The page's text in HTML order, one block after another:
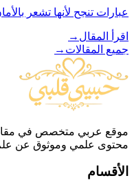
عبارات تنجح لأنها تشعر
اقرأ المقال →
جميع المقالات →
موقع عربي متخصص في
محتوى علمي وموثوق عن علم
الأقسام